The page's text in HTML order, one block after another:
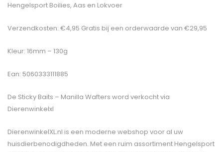
Hengelsport Boilies, Aas en Lokvoer
Verzendkosten: €4,95 Gratis bij een orderwaarde van €29,95
Kleur: 16mm – 130g
Ean: 5060333111885
De Sticky Baits – Manilla Wafters word verkocht via
Dierenwinkelxl
DierenwinkelXL.nl is een moderne webshop voor al uw
huisdierbenodigdheden. Met een ruim assortiment Hengelsport